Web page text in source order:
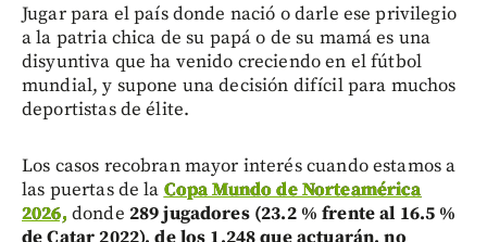
Jugar para el país donde nació o darle ese privilegio
a la patria chica de su papá o de su mamá es una
disyuntiva que ha venido creciendo en el fútbol
mundial, y supone una decisión difícil para muchos
deportistas de élite.
Los casos recobran mayor interés cuando estamos a
las puertas de la Copa Mundo de Norteamérica
2026, donde 289 jugadores (23.2 % frente al 16.5 %
de Catar 2022), de los 1.248 que actuarán, no